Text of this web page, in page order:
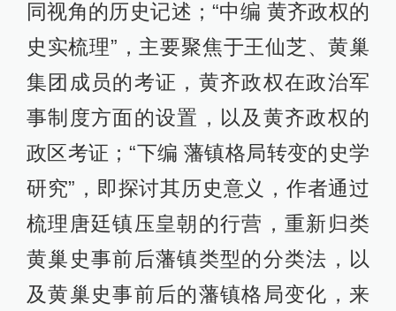
同视角的历史记述；“中编 黄齐政权的
史实梳理”，主要聚焦于王仙芝、黄巢
集团成员的考证，黄齐政权在政治军
事制度方面的设置，以及黄齐政权的
政区考证；“下编 藩镇格局转变的史学
研究”，即探讨其历史意义，作者通过
梳理唐廷镇压皇朝的行营，重新归类
黄巢史事前后藩镇类型的分类法，以
及黄巢史事前后的藩镇格局变化，来